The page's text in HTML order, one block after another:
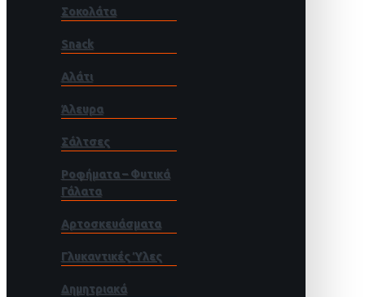
Σοκολάτα
Snack
Αλάτι
Άλευρα
Σάλτσες
Ροφήματα – Φυτικά
Γάλατα
Αρτοσκευάσματα
Γλυκαντικές Ύλες
Δημητριακά